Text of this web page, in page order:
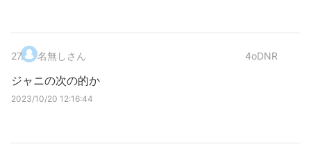
27. 名無しさん 4oDNR
ジャニの次の的か
2023/10/20 12:16:44